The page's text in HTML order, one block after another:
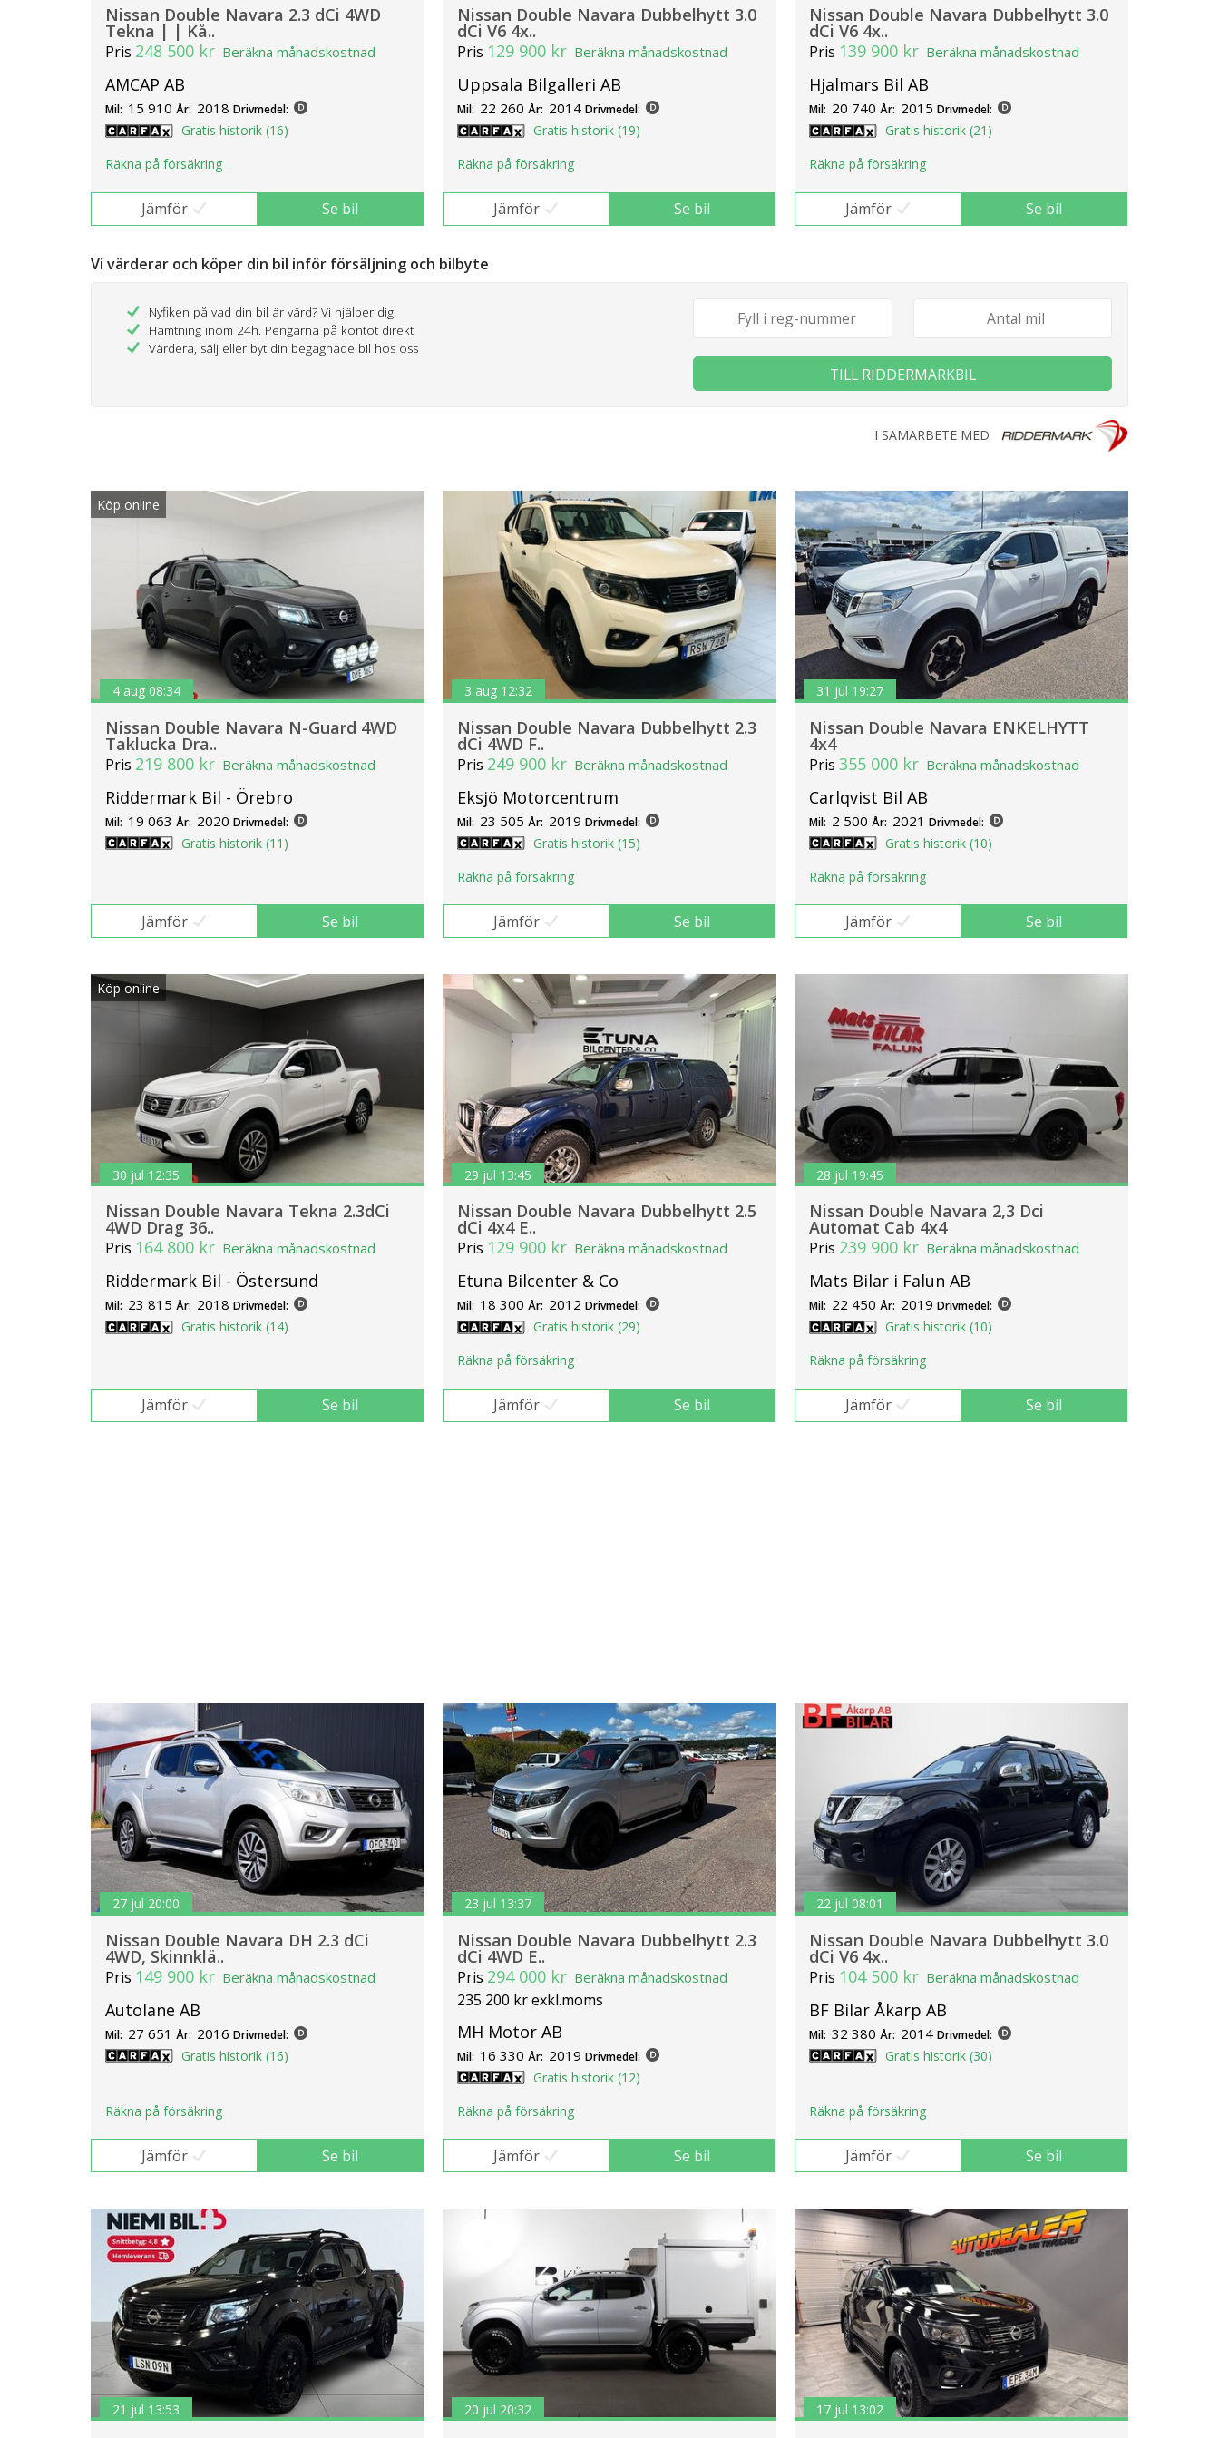
Nissan Double Navara 2.3 dCi 4WD
Tekna | | Kå..
Pris 248 500 kr Beräkna månadskostnad
AMCAP AB
Mil: 15 910 År: 2018 Drivmedel:
Gratis historik (16)
Räkna på försäkring
Jämför Se bil
Nissan Double Navara Dubbelhytt 3.0
dCi V6 4x..
Pris 129 900 kr Beräkna månadskostnad
Uppsala Bilgalleri AB
Mil: 22 260 År: 2014 Drivmedel:
Gratis historik (19)
Räkna på försäkring
Jämför Se bil
Nissan Double Navara Dubbelhytt 3.0
dCi V6 4x..
Pris 139 900 kr Beräkna månadskostnad
Hjalmars Bil AB
Mil: 20 740 År: 2015 Drivmedel:
Gratis historik (21)
Räkna på försäkring
Jämför Se bil
Vi värderar och köper din bil inför försäljning och bilbyte
Nyfiken på vad din bil är värd? Vi hjälper dig!
Hämtning inom 24h. Pengarna på kontot direkt
Värdera, sälj eller byt din begagnade bil hos oss
TILL RIDDERMARKBIL
I SAMARBETE MED
Köp online
4 aug 08:34
Nissan Double Navara N-Guard 4WD
Taklucka Dra..
Pris 219 800 kr Beräkna månadskostnad
Riddermark Bil - Örebro
Mil: 19 063 År: 2020 Drivmedel:
Gratis historik (11)
Jämför Se bil
3 aug 12:32
Nissan Double Navara Dubbelhytt 2.3
dCi 4WD F..
Pris 249 900 kr Beräkna månadskostnad
Eksjö Motorcentrum
Mil: 23 505 År: 2019 Drivmedel:
Gratis historik (15)
Räkna på försäkring
Jämför Se bil
31 jul 19:27
Nissan Double Navara ENKELHYTT
4x4
Pris 355 000 kr Beräkna månadskostnad
Carlqvist Bil AB
Mil: 2 500 År: 2021 Drivmedel:
Gratis historik (10)
Räkna på försäkring
Jämför Se bil
Köp online
30 jul 12:35
Nissan Double Navara Tekna 2.3dCi
4WD Drag 36..
Pris 164 800 kr Beräkna månadskostnad
Riddermark Bil - Östersund
Mil: 23 815 År: 2018 Drivmedel:
Gratis historik (14)
Jämför Se bil
29 jul 13:45
Nissan Double Navara Dubbelhytt 2.5
dCi 4x4 E..
Pris 129 900 kr Beräkna månadskostnad
Etuna Bilcenter & Co
Mil: 18 300 År: 2012 Drivmedel:
Gratis historik (29)
Räkna på försäkring
Jämför Se bil
28 jul 19:45
Nissan Double Navara 2,3 Dci
Automat Cab 4x4
Pris 239 900 kr Beräkna månadskostnad
Mats Bilar i Falun AB
Mil: 22 450 År: 2019 Drivmedel:
Gratis historik (10)
Räkna på försäkring
Jämför Se bil
27 jul 20:00
Nissan Double Navara DH 2.3 dCi
4WD, Skinnklä..
Pris 149 900 kr Beräkna månadskostnad
Autolane AB
Mil: 27 651 År: 2016 Drivmedel:
Gratis historik (16)
Räkna på försäkring
Jämför Se bil
23 jul 13:37
Nissan Double Navara Dubbelhytt 2.3
dCi 4WD E..
Pris 294 000 kr Beräkna månadskostnad
235 200 kr exkl.moms
MH Motor AB
Mil: 16 330 År: 2019 Drivmedel:
Gratis historik (12)
Räkna på försäkring
Jämför Se bil
22 jul 08:01
Nissan Double Navara Dubbelhytt 3.0
dCi V6 4x..
Pris 104 500 kr Beräkna månadskostnad
BF Bilar Åkarp AB
Mil: 32 380 År: 2014 Drivmedel:
Gratis historik (30)
Räkna på försäkring
Jämför Se bil
21 jul 13:53 20 jul 20:32 17 jul 13:02